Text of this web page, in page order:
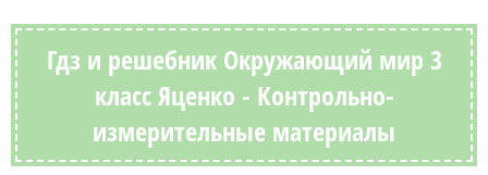
Гдз и решебник Окружающий мир 3
класс Яценко - Контрольно-
измерительные материалы